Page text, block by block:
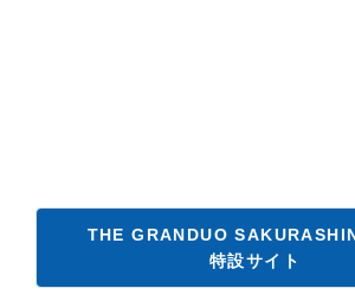
THE GRANDUO
特設サイト